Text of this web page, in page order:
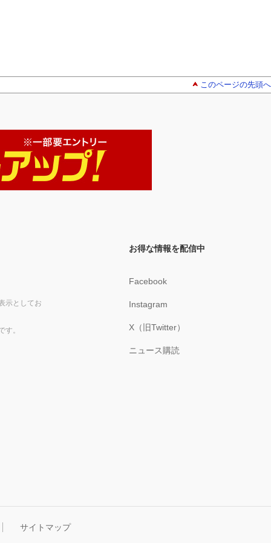
このページの先頭へ
示としてお
す。
お得な情報を配信中
Facebook
Instagram
X（旧Twitter）
ニュース購読
サイトマップ